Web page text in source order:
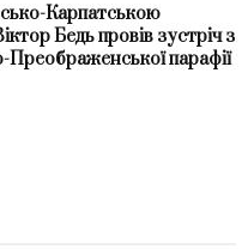
Карпатською
Бедь провів зустріч з
парафії